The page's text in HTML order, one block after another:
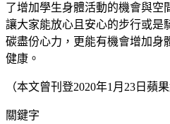
了增加學生身體活動的機會與空
讓大家能放心且安心的步行或是
碳盡份心力，更能有機會增加身
健康。
（本文曾刊登2020年1月23日蘋
關鍵字